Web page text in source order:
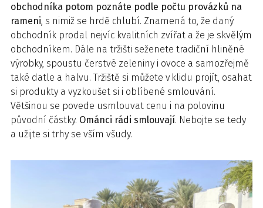
obchodníka potom poznáte podle počtu provázků na
rameni, s nimiž se hrdě chlubí. Znamená to, že daný
obchodník prodal nejvíc kvalitních zvířat a že je skvělým
obchodníkem. Dále na tržišti seženete tradiční hliněné
výrobky, spoustu čerstvé zeleniny i ovoce a samozřejmě
také datle a halvu. Tržiště si můžete v klidu projít, osahat
si produkty a vyzkoušet si i oblíbené smlouvání.
Většinou se povede usmlouvat cenu i na polovinu
původní částky. Ománci rádi smlouvají. Nebojte se tedy
a užijte si trhy se vším všudy.